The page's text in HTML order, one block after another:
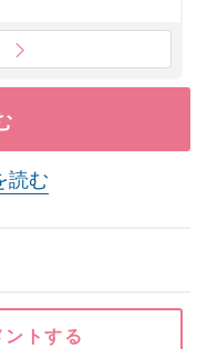
読む
トする